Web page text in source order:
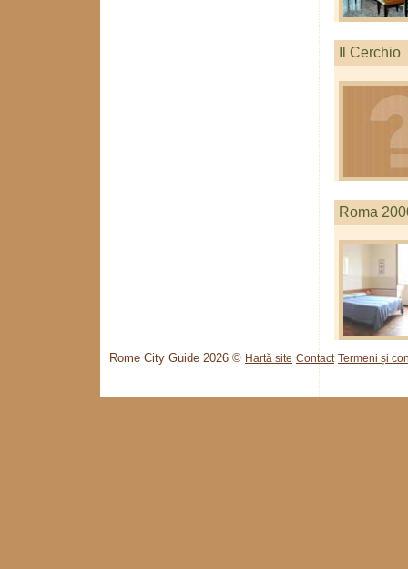
Il Cerchio
Roma
Rome City Guide 2026 © Hartă site Contact Termeni și